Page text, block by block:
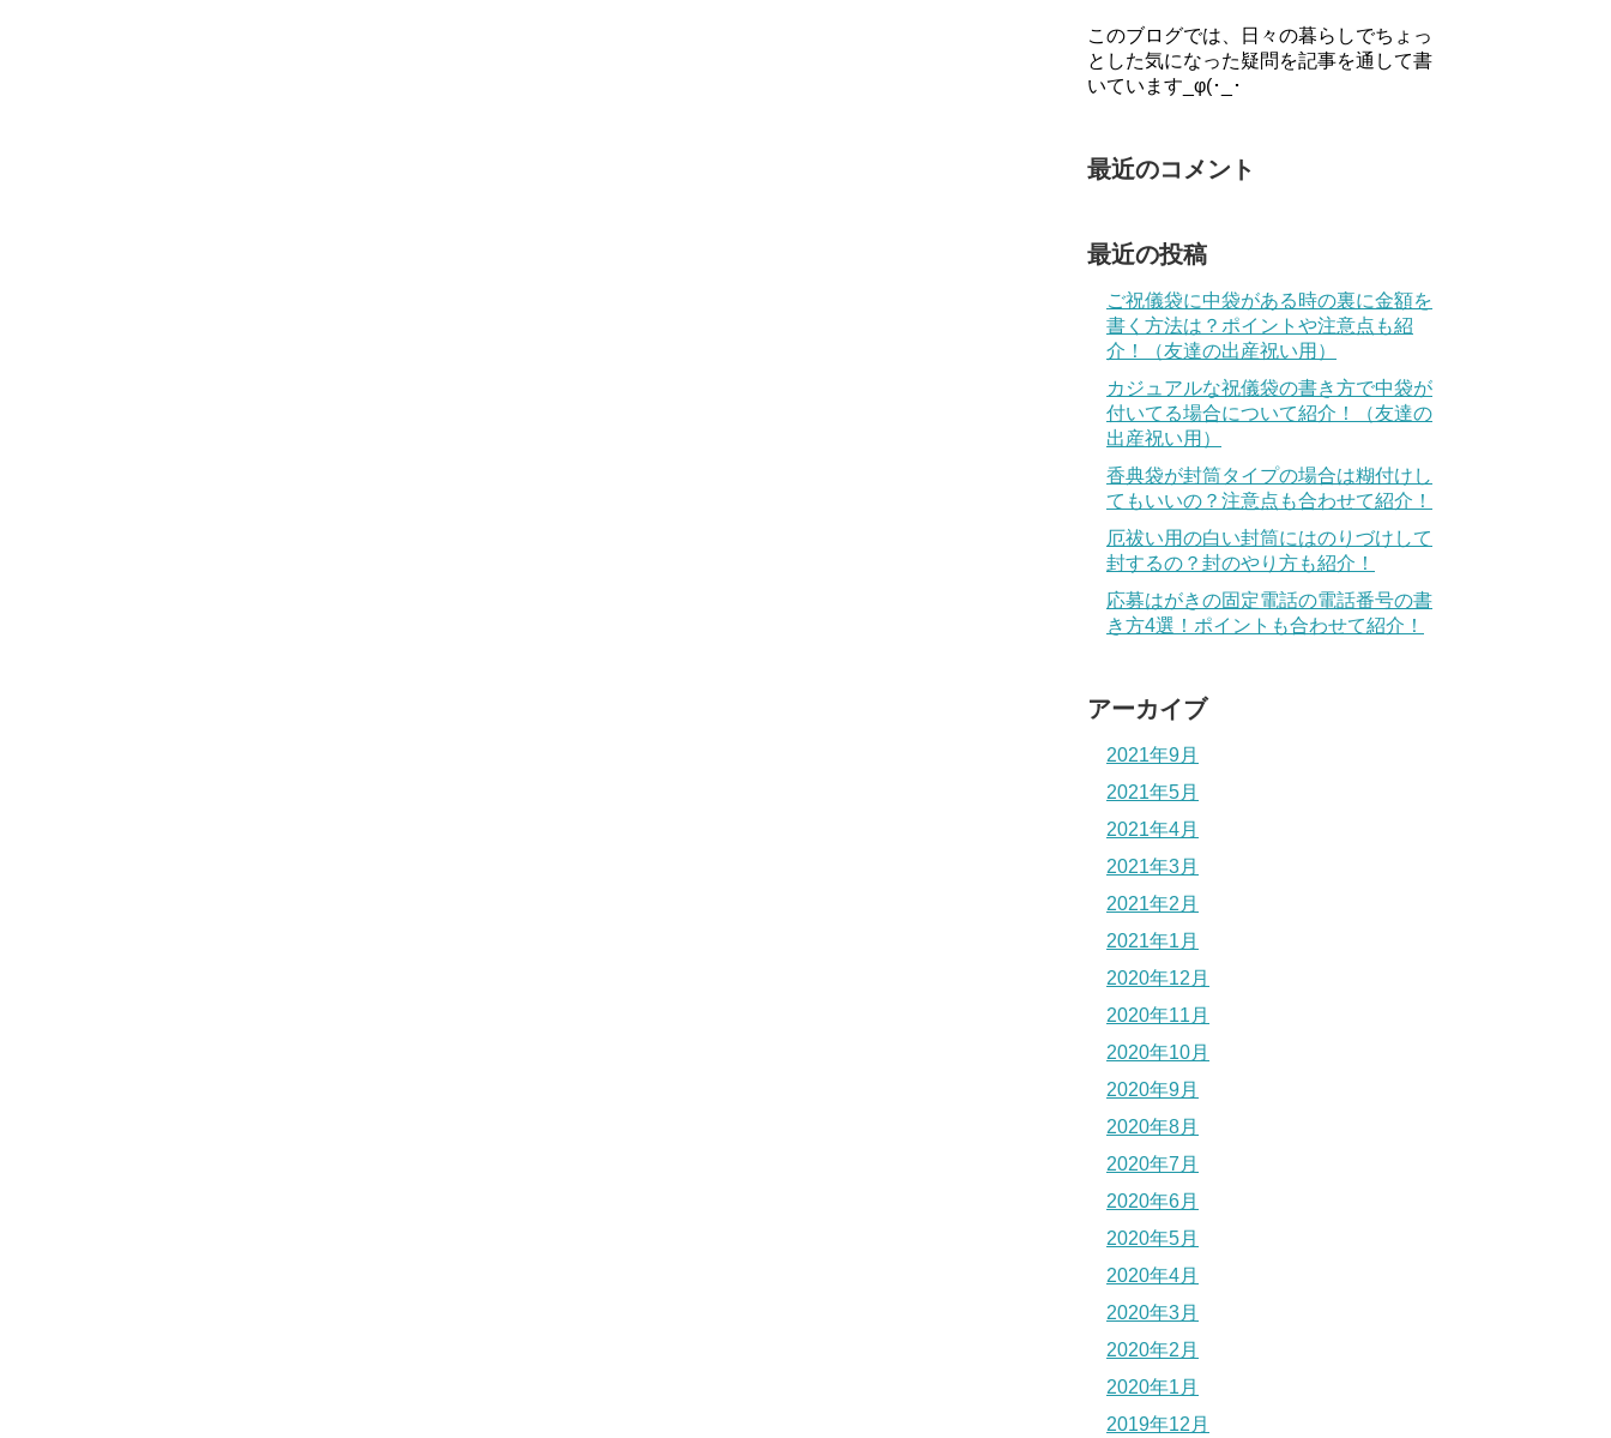
このブログでは、日々の暮らしでちょっ
とした気になった疑問を記事を通して書
いています_φ(･_･
最近のコメント
最近の投稿
ご祝儀袋に中袋がある時の裏に金額を
書く方法は？ポイントや注意点も紹
介！（友達の出産祝い用）
カジュアルな祝儀袋の書き方で中袋が
付いてる場合について紹介！（友達の
出産祝い用）
香典袋が封筒タイプの場合は糊付けし
てもいいの？注意点も合わせて紹介！
厄祓い用の白い封筒にはのりづけして
封するの？封のやり方も紹介！
応募はがきの固定電話の電話番号の書
き方4選！ポイントも合わせて紹介！
アーカイブ
2021年9月
2021年5月
2021年4月
2021年3月
2021年2月
2021年1月
2020年12月
2020年11月
2020年10月
2020年9月
2020年8月
2020年7月
2020年6月
2020年5月
2020年4月
2020年3月
2020年2月
2020年1月
2019年12月